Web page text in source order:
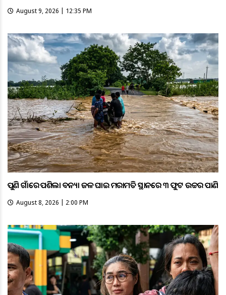
August 9, 2026 | 12:35 PM
ପୁଣି ଗାଁରେ ପଶିଲା ବନ୍ୟା ଜଳ ଘାଇ ମରାମତି ସ୍ଥାନରେ ୩ ଫୁଟ ଉଚ୍ଚର ପାଣି
August 8, 2026 | 2:00 PM